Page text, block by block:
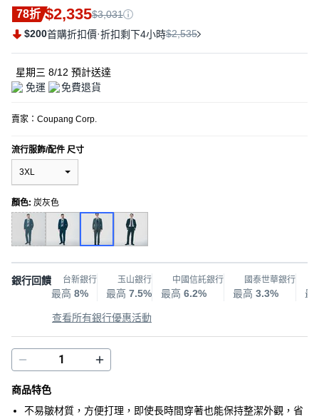
78折 $2,335$3,031
$200首購折扣價·折扣剩下4小時$2,535
星期三 8/12 預計送達
免運
免費退貨
賣家： Coupang Corp.
流行服飾/配件 尺寸
3XL
顏色: 炭灰色
銀行回饋 台新銀行
最高 8%
玉山銀行
最高 7.5%
中國信託銀行
最高 6.2%
國泰世華銀行
最高 3.3% 最
查看所有銀行優惠活動
商品特色
不易皺材質，方便打理，即使長時間穿著也能保持整潔外觀，省